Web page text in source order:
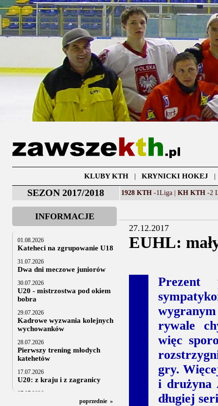
KLUBY KTH| KRYNICKI HOKEJ
SEZON 2017/2018 1928 KTH -1Liga | KH KTH -2
INFORMACJE
01.08.2026
Kateheci na zgrupowanie U18
31.07.2026
Dwa dni meczowe juniorów
30.07.2026
U20 - mistrzostwa pod okiem
bobra
29.07.2026
Kadrowe wyzwania kolejnych
wychowanków
28.07.2026
Pierwszy trening młodych
katehetów
17.07.2026
U20: z kraju i z zagranicy
07.07.2026
Za trzy tygodnie na lódpoprzednie »
27.12.2017
EUHL:
Prezent
rywale
więc
gry.
i drużyna
długiej